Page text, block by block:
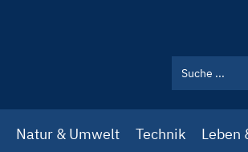
Natur & Umwelt Technik Leben